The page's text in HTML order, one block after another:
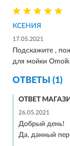
КСЕНИЯ
17.05.2021
Подскажите ,
для мойки
ОТВЕТЫ (1)
ОТВЕТ
26.05.2021
Добрый день!
Да, данный